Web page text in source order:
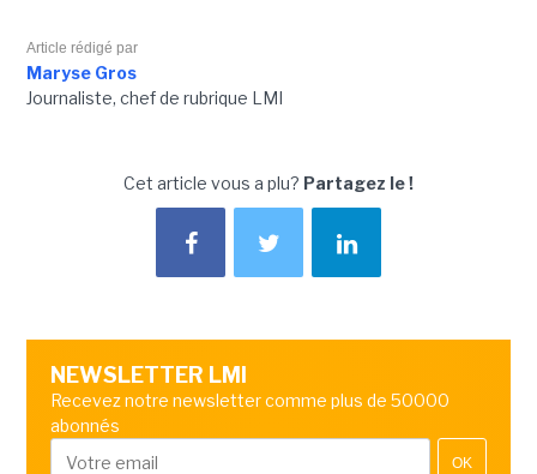
Article rédigé par
Maryse Gros
Journaliste, chef de rubrique LMI
Cet article vous a plu? Partagez le !
NEWSLETTER LMI
Recevez notre newsletter comme plus de 50000
abonnés
OK